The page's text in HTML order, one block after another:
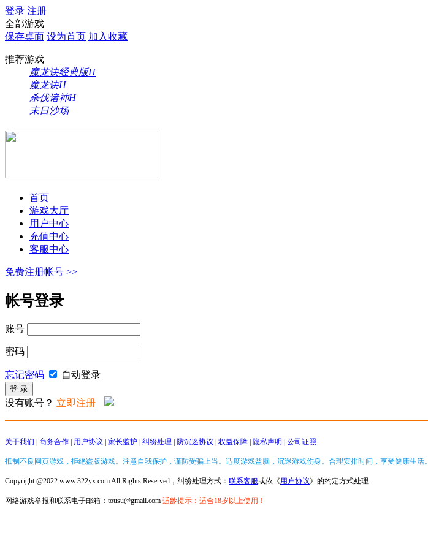
登录 注册
全部游戏
保存桌面 设为首页 加入收藏
推荐游戏
魔龙诀经典版H
魔龙诀H
杀伐诸神H
末日沙场
首页
游戏大厅
用户中心
充值中心
客服中心
免费注册帐号 >>
帐号登录
账号
密码
忘记密码 自动登录
没有账号？ 立即注册
关于我们 | 商务合作 | 用户协议 | 家长监护 | 纠纷处理 | 防沉迷协议 | 权益保障 | 隐私声明 | 公司证照
抵制不良网页游戏，拒绝盗版游戏。注意自我保护，谨防受骗上当。适度游戏益脑，沉迷游戏伤身。合理安排时间，享受健康生活。
Copyright @2022 www.322yx.com All Rights Reserved，纠纷处理方式： 联系客服或依《用户协议》的约定方式处理
网络游戏举报和联系电子邮箱：tousu@gmail.com 适龄提示：适合18岁以上使用！